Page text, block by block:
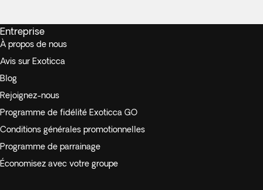
Entreprise
À propos de nous
Avis sur Exoticca
Blog
Rejoignez-nous
Programme de fidélité Exoticca GO
Conditions générales promotionnelles
Programme de parrainage
Économisez avec votre groupe